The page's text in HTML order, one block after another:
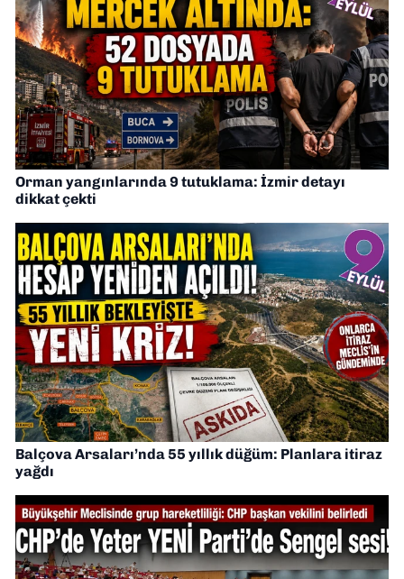
Orman yangınlarında 9 tutuklama: İzmir detayı
dikkat çekti
Balçova Arsaları’nda 55 yıllık düğüm: Planlara itiraz
yağdı